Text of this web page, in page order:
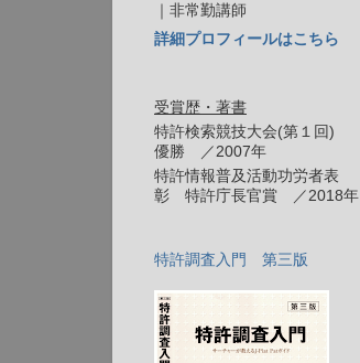
｜非常勤講師
詳細プロフィールはこちら
受賞歴・著書
特許検索競技大会(第１回)
優勝 ／2007年
特許情報普及活動功労者表
彰 特許庁長官賞 ／2018年
特許調査入門 第三版